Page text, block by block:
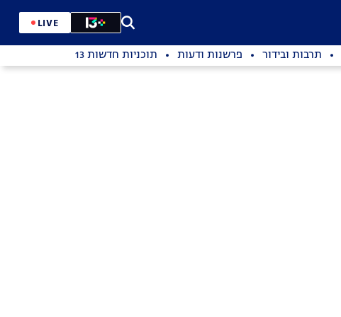
LIVE
תרבות ובידור פרשנות ודעות תוכניות חדשות 13